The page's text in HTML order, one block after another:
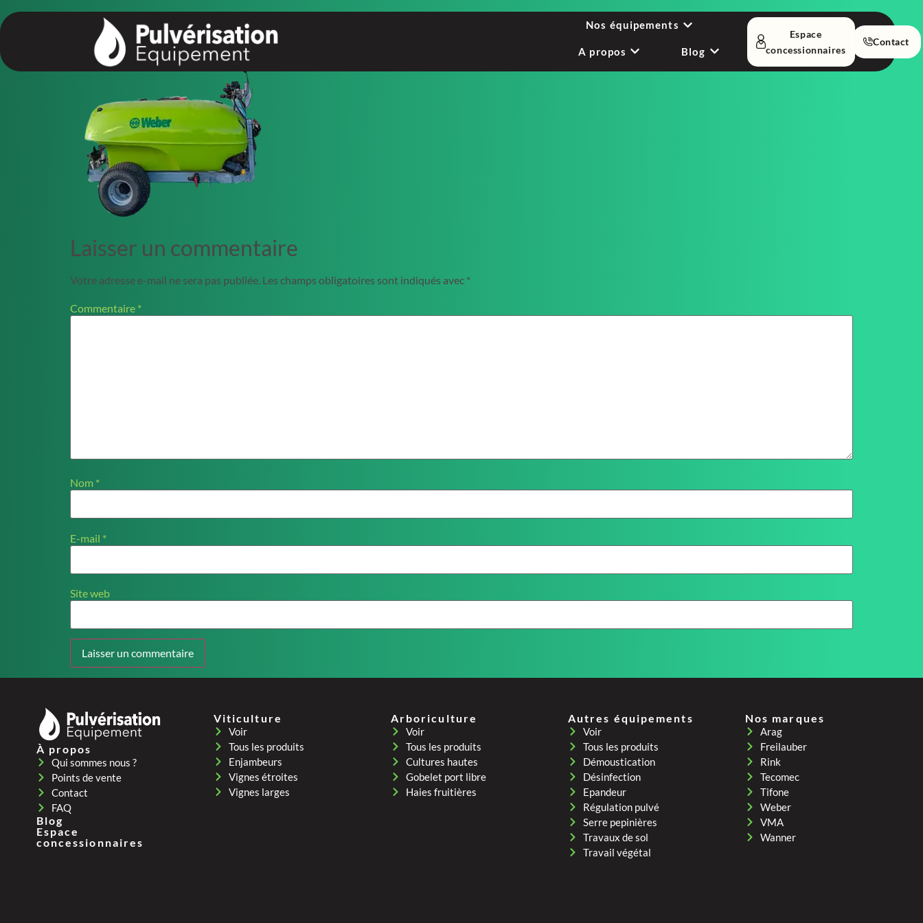
principal
Nos équipements
A propos Blog
Espace
concessionnaires
Contact
Laisser un commentaire
Votre adresse e-mail ne sera pas publiée. Les champs obligatoires sont indiqués avec *
Commentaire *
Nom *
E-mail *
Site web
À propos
Qui sommes nous ?
Points de vente
Contact
FAQ
Blog
Espace
concessionnaires
Viticulture
Voir
Tous les produits
Enjambeurs
Vignes étroites
Vignes larges
Arboriculture
Voir
Tous les produits
Cultures hautes
Gobelet port libre
Haies fruitières
Autres équipements
Voir
Tous les produits
Démoustication
Désinfection
Epandeur
Régulation pulvé
Serre pepinières
Travaux de sol
Travail végétal
Nos marques
Arag
Freilauber
Rink
Tecomec
Tifone
Weber
VMA
Wanner